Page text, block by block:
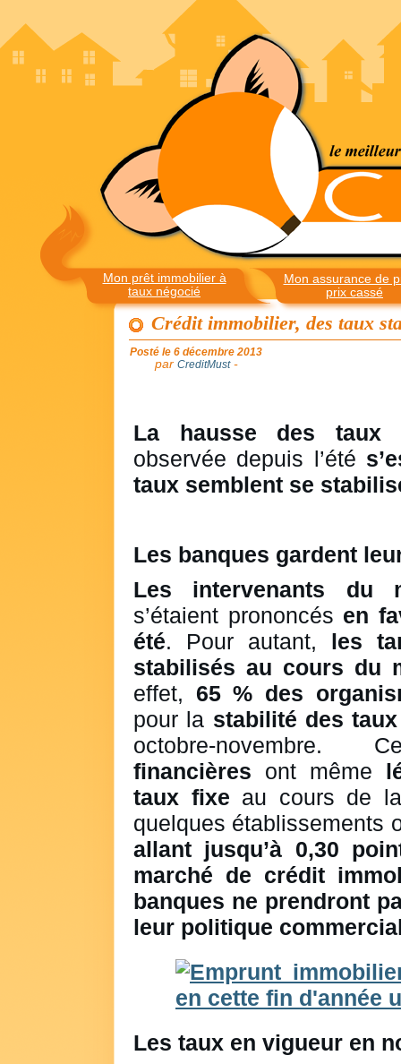
Mon prêt immobilier à
taux négocié
Mon assurance de
prix cassé
Crédit immobilier, des taux
Posté le 6 décembre 2013
par CreditMust-
La hausse des taux
observée depuis l’été
taux semblent se
Les banques gardent
Les intervenants du
s’étaient prononcés en
été. Pour autant, les
stabilisés au cours du
effet, 65 % des
pour la stabilité des taux
octobre-novembre.
financières ont même
taux fixe au cours de
quelques établissements
allant jusqu’à 0,30
marché de crédit
banques ne prendront
leur politique
Les taux en vigueur en